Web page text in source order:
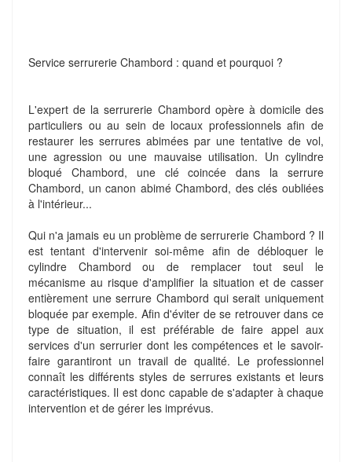
Service serrurerie Chambord : quand et pourquoi ?
L'expert de la serrurerie Chambord opère à domicile des
particuliers ou au sein de locaux professionnels afin de
restaurer les serrures abimées par une tentative de vol,
une agression ou une mauvaise utilisation. Un cylindre
bloqué Chambord, une clé coincée dans la serrure
Chambord, un canon abimé Chambord, des clés oubliées
à l'intérieur...
Qui n'a jamais eu un problème de serrurerie Chambord ? Il
est tentant d'intervenir soi-même afin de débloquer le
cylindre Chambord ou de remplacer tout seul le
mécanisme au risque d'amplifier la situation et de casser
entièrement une serrure Chambord qui serait uniquement
bloquée par exemple. Afin d'éviter de se retrouver dans ce
type de situation, il est préférable de faire appel aux
services d'un serrurier dont les compétences et le savoir-
faire garantiront un travail de qualité. Le professionnel
connaît les différents styles de serrures existants et leurs
caractéristiques. Il est donc capable de s'adapter à chaque
intervention et de gérer les imprévus.